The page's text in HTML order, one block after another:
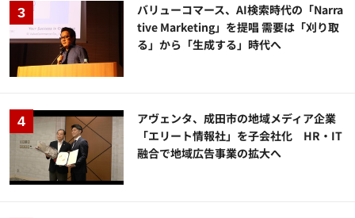
バリューコマース、AI検索時代の「Narra
tive Marketing」を提唱 需要は「刈り取
る」から「生成する」時代へ
アヴェンタ、成田市の地域メディア企業
「エリート情報社」を子会社化 HR・IT
融合で地域広告事業の拡大へ